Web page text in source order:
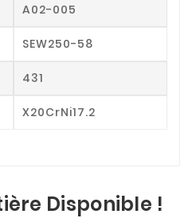
A02-005
SEW250-58
431
X20CrNi17.2
Disponible !